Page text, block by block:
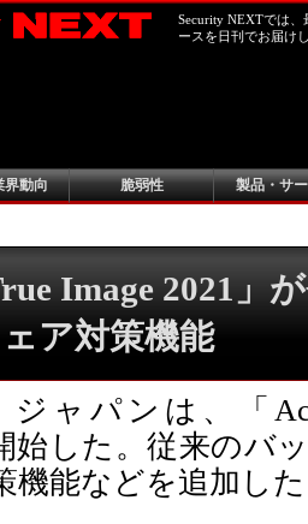
Security NEXTでは
ースを日刊でお届け
界動向 脆弱性 製品・サ
Image 2021」
ア対策機能
ャパンは、「
始した。従来のバ
機能などを追加し